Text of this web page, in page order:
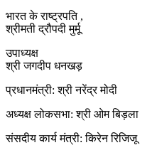
भारत के राष्ट्रपति ,
श्रीमती द्रौपदी मुर्मू
उपाध्यक्ष
श्री जगदीप धनखड़
प्रधानमंत्री: श्री नरेंद्र मोदी
अध्यक्ष लोकसभा: श्री ओम बिड़ला
संसदीय कार्य मंत्री: किरेन रिजिजू